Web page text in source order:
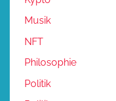
Musik
NFT
Philosophie
Politik